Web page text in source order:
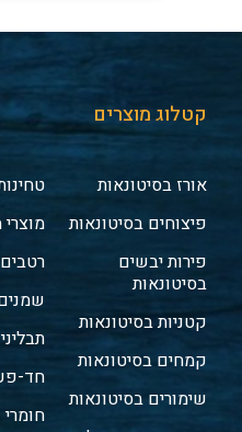
קטלוג מוצרים
אורז בסיטונאות
פיצוחים בסיטונאות
פירות יבשים
בסיטונאות
קטניות בסיטונאות
קמחים בסיטונאות
שימורים בסיטונאות
חד-
חומרי